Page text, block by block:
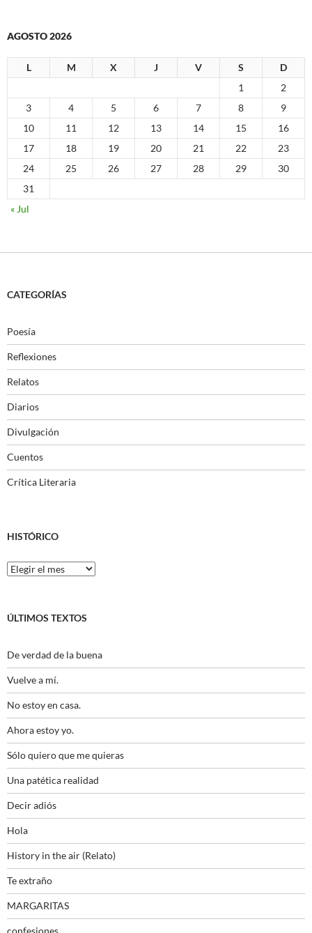
AGOSTO 2026
L M X J V S
D
1
2
3
4 5 6 7 8
9
10
11 12 13 14 15
16
17
18 19 20 21 22
23
24
25 26 27 28 29
30
31
« Jul
CATEGORÍAS
Poesía
Reflexiones
Relatos
Diarios
Divulgación
Cuentos
Crítica Literaria
HISTÓRICO
Histórico
ÚLTIMOS TEXTOS
De verdad de la buena
Vuelve a mí.
No estoy en casa.
Ahora estoy yo.
Sólo quiero que me quieras
Una patética realidad
Decir adiós
Hola
History in the air (Relato)
Te extraño
MARGARITAS
confesiones